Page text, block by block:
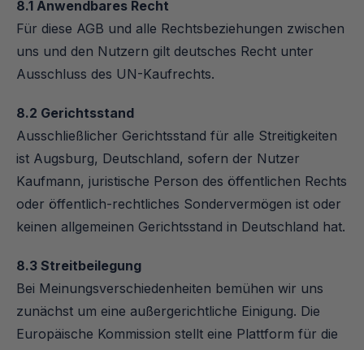
8.1 Anwendbares Recht
Für diese AGB und alle Rechtsbeziehungen zwischen
uns und den Nutzern gilt deutsches Recht unter
Ausschluss des UN-Kaufrechts.
8.2 Gerichtsstand
Ausschließlicher Gerichtsstand für alle Streitigkeiten
ist Augsburg, Deutschland, sofern der Nutzer
Kaufmann, juristische Person des öffentlichen Rechts
oder öffentlich-rechtliches Sondervermögen ist oder
keinen allgemeinen Gerichtsstand in Deutschland hat.
8.3 Streitbeilegung
Bei Meinungsverschiedenheiten bemühen wir uns
zunächst um eine außergerichtliche Einigung. Die
Europäische Kommission stellt eine Plattform für die